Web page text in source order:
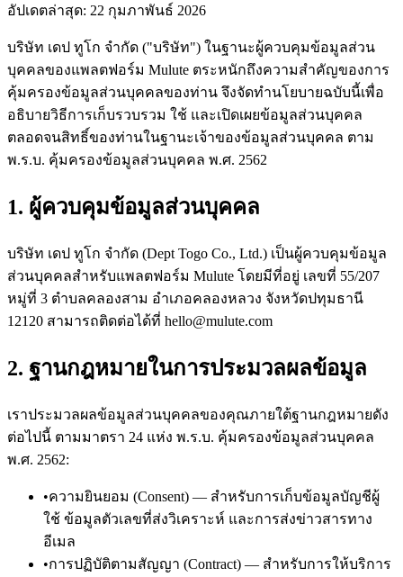
อัปเดตล่าสุด: 22 กุมภาพันธ์ 2026
บริษัท เดป ทูโก จำกัด ("บริษัท") ในฐานะผู้ควบคุมข้อมูลส่วน
บุคคลของแพลตฟอร์ม Mulute ตระหนักถึงความสำคัญของการ
คุ้มครองข้อมูลส่วนบุคคลของท่าน จึงจัดทำนโยบายฉบับนี้เพื่อ
อธิบายวิธีการเก็บรวบรวม ใช้ และเปิดเผยข้อมูลส่วนบุคคล
ตลอดจนสิทธิ์ของท่านในฐานะเจ้าของข้อมูลส่วนบุคคล ตาม
พ.ร.บ. คุ้มครองข้อมูลส่วนบุคคล พ.ศ. 2562
1. ผู้ควบคุมข้อมูลส่วนบุคคล
บริษัท เดป ทูโก จำกัด (Dept Togo Co., Ltd.) เป็นผู้ควบคุมข้อมูล
ส่วนบุคคลสำหรับแพลตฟอร์ม Mulute โดยมีที่อยู่ เลขที่ 55/207
หมู่ที่ 3 ตำบลคลองสาม อำเภอคลองหลวง จังหวัดปทุมธานี
12120 สามารถติดต่อได้ที่ hello@mulute.com
2. ฐานกฎหมายในการประมวลผลข้อมูล
เราประมวลผลข้อมูลส่วนบุคคลของคุณภายใต้ฐานกฎหมายดัง
ต่อไปนี้ ตามมาตรา 24 แห่ง พ.ร.บ. คุ้มครองข้อมูลส่วนบุคคล
พ.ศ. 2562:
•ความยินยอม (Consent) — สำหรับการเก็บข้อมูลบัญชีผู้
ใช้ ข้อมูลตัวเลขที่ส่งวิเคราะห์ และการส่งข่าวสารทาง
อีเมล
•การปฏิบัติตามสัญญา (Contract) — สำหรับการให้บริการ